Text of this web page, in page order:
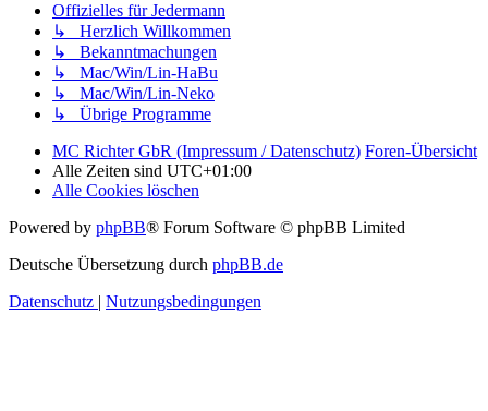
Offizielles für Jedermann
↳ Herzlich Willkommen
↳ Bekanntmachungen
↳ Mac/Win/Lin-HaBu
↳ Mac/Win/Lin-Neko
↳ Übrige Programme
MC Richter GbR (Impressum / Datenschutz) Foren-Übersicht
Alle Zeiten sind UTC+01:00
Alle Cookies löschen
Powered by phpBB® Forum Software © phpBB Limited
Deutsche Übersetzung durch phpBB.de
Datenschutz
Nutzungsbedingungen